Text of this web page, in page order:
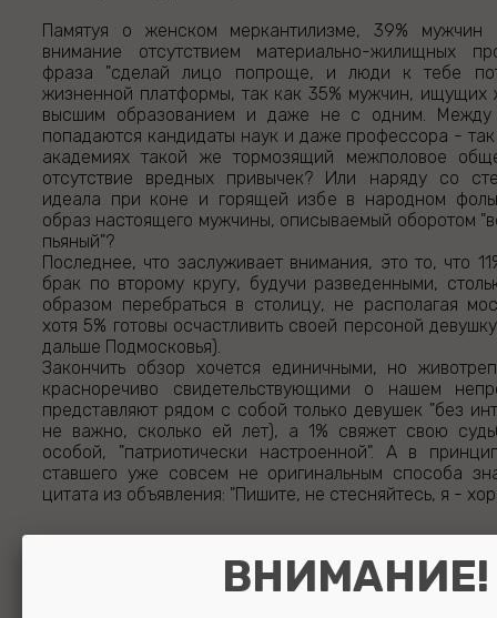
Памятуя о женском меркантилизме, 39% мужчин
внимание отсутствием материально-жилищных
фраза "сделай лицо попроще, и люди к тебе
жизненной платформы, так как 35% мужчин, ищущих
высшим образованием и даже не с одним. Между
попадаются кандидаты наук и даже профессора -
академиях такой же тормозящий межполовое
отсутствие вредных привычек? Или наряду со
идеала при коне и горящей избе в народном
образ настоящего мужчины, описываемый оборотом
пьяный"?
Последнее, что заслуживает внимания, это то, что
брак по второму кругу, будучи разведенными,
образом перебраться в столицу, не располагая
хотя 5% готовы осчастливить своей персоной
дальше Подмосковья).
Закончить обзор хочется единичными, но
красноречиво свидетельствующими о нашем
представляют рядом с собой только девушек "без
не важно, сколько ей лет), а 1% свяжет свою
особой, "патриотически настроенной". А в
ставшего уже совсем не оригинальным способа
цитата из объявления: "Пишите, не стесняйтесь, я -
ВНИМАНИЕ!